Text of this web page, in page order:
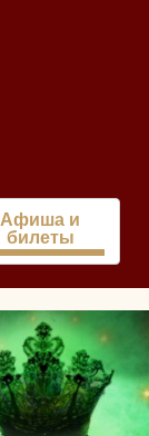
Афиша и
билеты